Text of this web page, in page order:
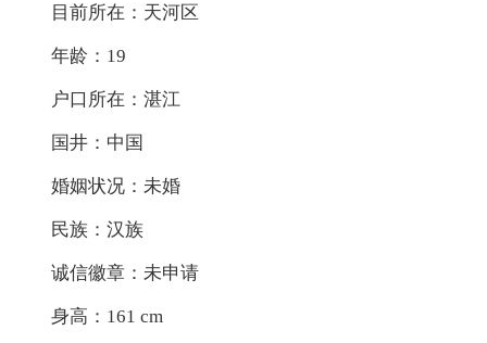
目前所在：天河区
年龄：19
户口所在：湛江
国井：中国
婚姻状况：未婚
民族：汉族
诚信徽章：未申请
身高：161 cm